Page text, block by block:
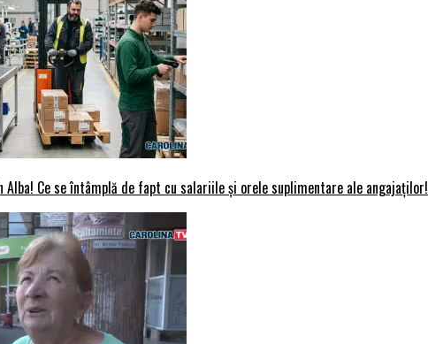
Alba! Ce se întâmplă de fapt cu salariile și orele suplimentare ale angajaților!